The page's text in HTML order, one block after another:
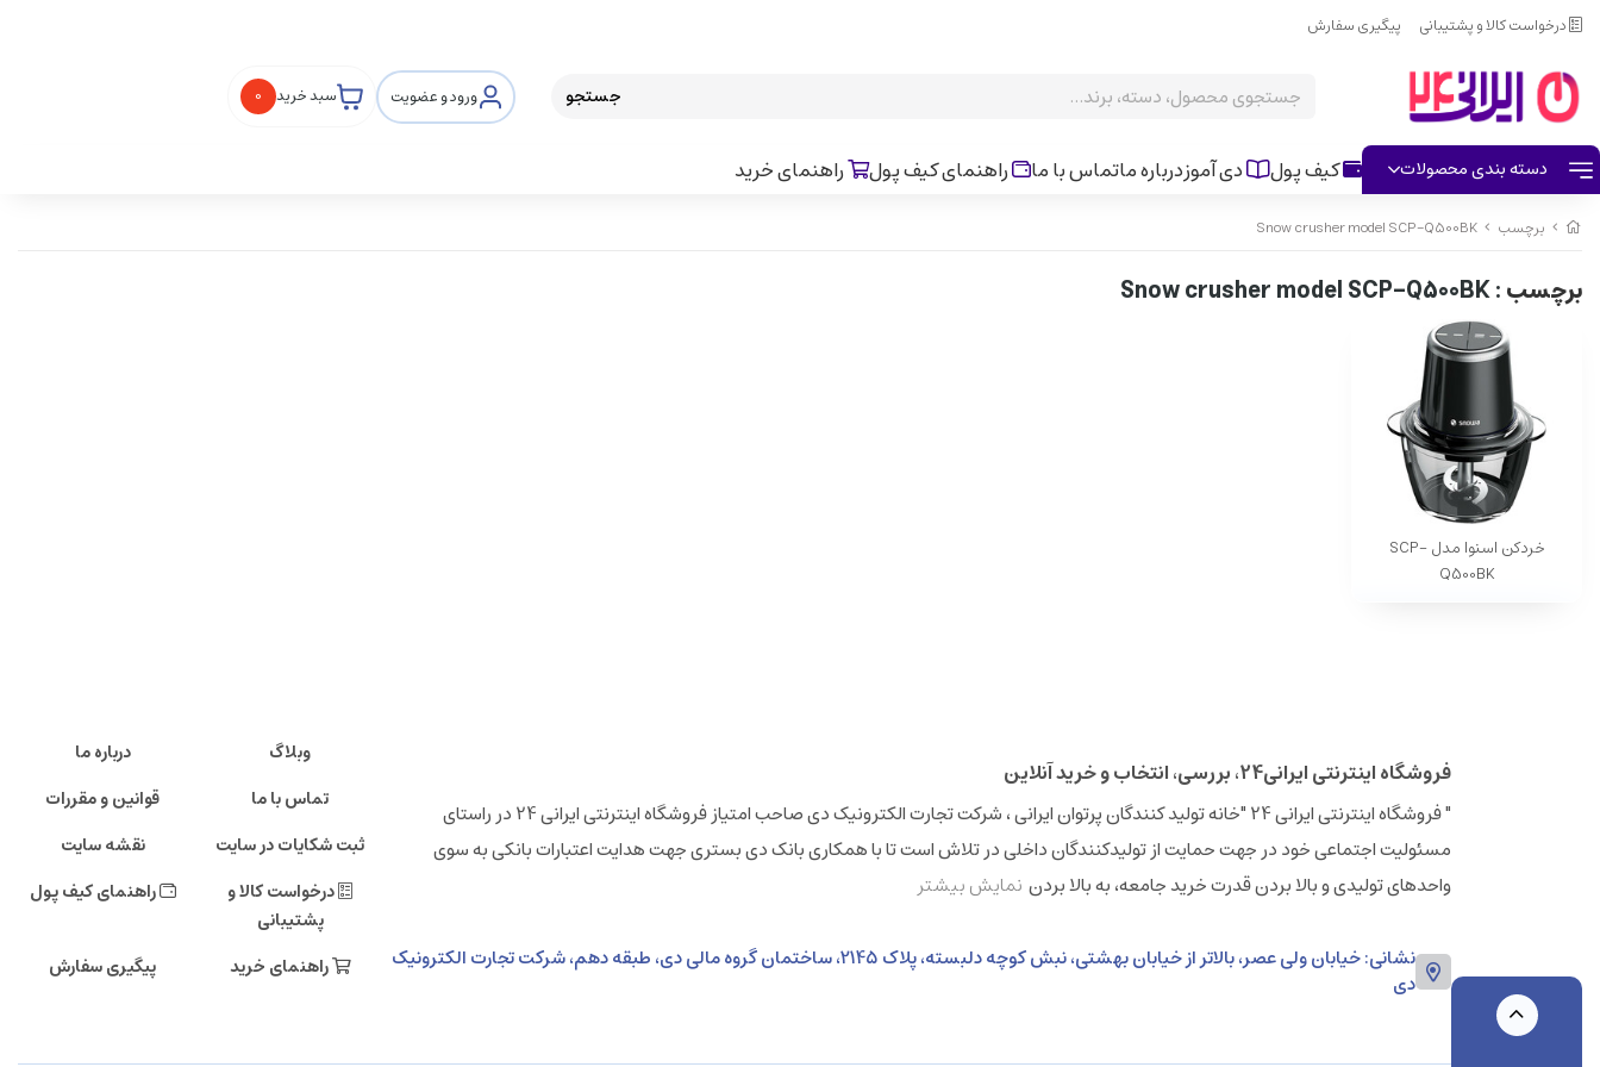
درخواست کالا و پشتیبانی پیگیری سفارش
جستجو ورود و عضویت سبد خرید 0
دسته بندی محصولات کیف پول دی آموزدرباره ماتماس با ما راهنمای کیف پول راهنمای خرید
برچسب
برچسب: Snow crusher model SCP-Q500BK
خردکن اسنوا مدل SCP-
Q500BK
فروشگاه اینترنتی ایرانی24، بررسی، انتخاب و خرید آنلاین
" فروشگاه اینترنتی ایرانی 24 "خانه تولید کنندگان پرتوان ایرانی ، شرکت تجارت الکترونیک دی صاحب امتیاز فروشگاه اینترنتی ایرانی 24 در راستای
مسئولیت اجتماعی خود در جهت حمایت از تولیدکنندگان داخلی در تلاش است تا با همکاری بانک دی بستری جهت هدایت اعتبارات بانکی به سوی
واحدهای تولیدی و بالا بردن قدرت خرید جامعه، به بالا بردن نمایش بیشتر
نشانی: خیابان ولی عصر، بالاتر از خیابان بهشتی، نبش کوچه دلبسته، پلاک 2145، ساختمان گروه مالی دی، طبقه دهم، شرکت تجارت الکترونیک
دی
وبلاگ
درباره ما
تماس با ما
قوانین و مقررات
ثبت شکایات در سایت
نقشه سایت
درخواست کالا و
پشتیبانی
راهنمای کیف پول
راهنمای خرید پیگیری سفارش